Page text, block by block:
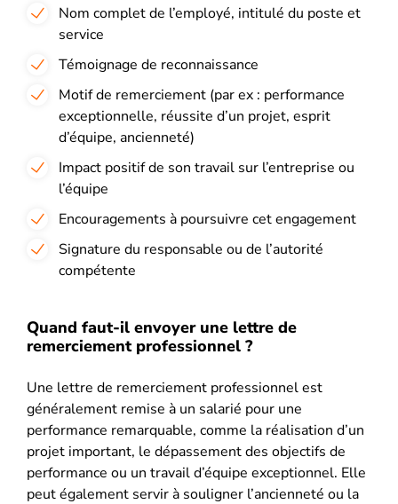
Nom complet de l’employé, intitulé du poste et
service
Témoignage de reconnaissance
Motif de remerciement (par ex : performance
exceptionnelle, réussite d’un projet, esprit
d’équipe, ancienneté)
Impact positif de son travail sur l’entreprise ou
l’équipe
Encouragements à poursuivre cet engagement
Signature du responsable ou de l’autorité
compétente
Quand faut-il envoyer une lettre de
remerciement professionnel ?
Une lettre de remerciement professionnel est
généralement remise à un salarié pour une
performance remarquable, comme la réalisation d’un
projet important, le dépassement des objectifs de
performance ou un travail d’équipe exceptionnel. Elle
peut également servir à souligner l’ancienneté ou la